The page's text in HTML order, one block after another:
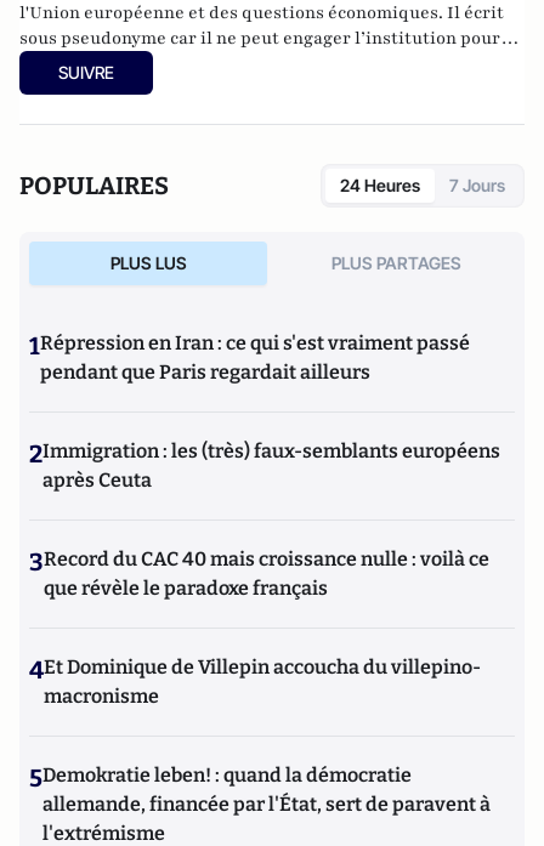
l'Union européenne et des questions économiques. Il écrit
sous pseudonyme car il ne peut engager l’institution pour
laquelle il travaille.
SUIVRE
POPULAIRES 24 Heures 7 Jours
PLUS LUS PLUS PARTAGES
1Répression en Iran : ce qui s'est vraiment passé
pendant que Paris regardait ailleurs
2Immigration : les (très) faux-semblants européens
après Ceuta
3Record du CAC 40 mais croissance nulle : voilà ce
que révèle le paradoxe français
4Et Dominique de Villepin accoucha du villepino-
macronisme
5Demokratie leben! : quand la démocratie
allemande, financée par l'État, sert de paravent à
l'extrémisme